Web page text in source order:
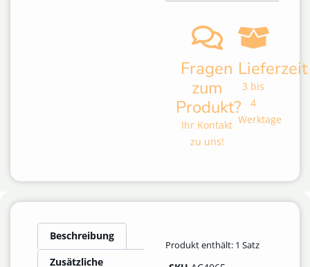
Fragen
zum
Produkt?
Ihr Kontakt
zu uns!
Lieferzeit
3 bis
4
Werktage
Beschreibung
Zusätzliche
Produkt enthält: 1 Satz